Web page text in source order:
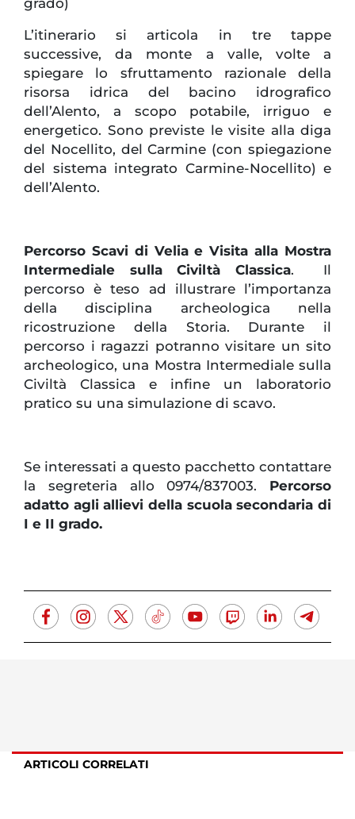
grado)
L’itinerario si articola in tre tappe
successive, da monte a valle, volte a
spiegare lo sfruttamento razionale della
risorsa idrica del bacino idrografico
dell’Alento, a scopo potabile, irriguo e
energetico. Sono previste le visite alla diga
del Nocellito, del Carmine (con spiegazione
del sistema integrato Carmine-Nocellito) e
dell’Alento.
Percorso Scavi di Velia e Visita alla Mostra
Intermediale sulla Civiltà Classica. Il
percorso è teso ad illustrare l’importanza
della disciplina archeologica nella
ricostruzione della Storia. Durante il
percorso i ragazzi potranno visitare un sito
archeologico, una Mostra Intermediale sulla
Civiltà Classica e infine un laboratorio
pratico su una simulazione di scavo.
Se interessati a questo pacchetto contattare
la segreteria allo 0974/837003. Percorso
adatto agli allievi della scuola secondaria di
I e II grado.
ARTICOLI CORRELATI